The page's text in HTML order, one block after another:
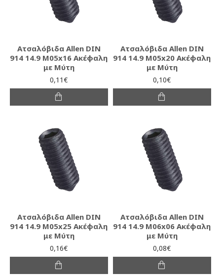
Ατσαλόβιδα Allen DIN
914 14.9 M05x16 Ακέφαλη
με Μύτη
0,11€
Ατσαλόβιδα Allen DIN
914 14.9 M05x20 Ακέφαλη
με Μύτη
0,10€
Ατσαλόβιδα Allen DIN
914 14.9 M05x25 Ακέφαλη
με Μύτη
0,16€
Ατσαλόβιδα Allen DIN
914 14.9 M06x06 Ακέφαλη
με Μύτη
0,08€